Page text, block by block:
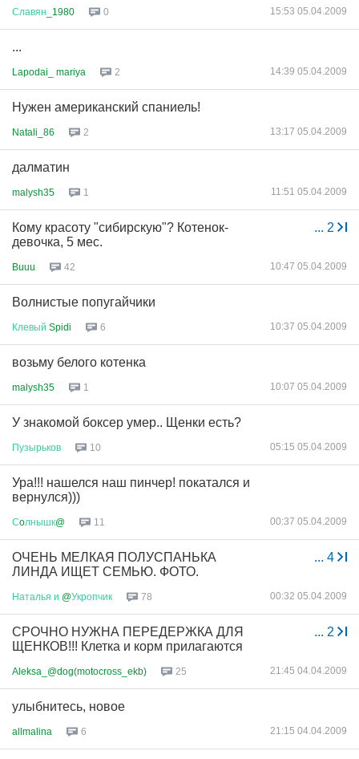
Славян _1980 0 15:53 05.04.2009
...
Lapodai_ mariya 2 14:39 05.04.2009
Нужен американский спаниель!
Natali_86 2 13:17 05.04.2009
далматин
malysh35 1 11:51 05.04.2009
... 2
Кому красоту "сибирскую"? Котенок-
девочка, 5 мес.
Buuu 42 10:47 05.04.2009
Волнистые попугайчики
Клевый Spidi 6 10:37 05.04.2009
возьму белого котенка
malysh35 1 10:07 05.04.2009
У знакомой боксер умер.. Щенки есть?
Пузырьков 10 05:15 05.04.2009
Ура!!! нашелся наш пинчер! покатался и
вернулся)))
Сoлнышк@ 11 00:37 05.04.2009
... 4
ОЧЕНЬ МЕЛКАЯ ПОЛУСПАНЬКА
ЛИНДА ИЩЕТ СЕМЬЮ. ФОТО.
Наталья и @Укропчик 78 00:32 05.04.2009
... 2
СРОЧНО НУЖНА ПЕРЕДЕРЖКА ДЛЯ
ЩЕНКОВ!!! Клетка и корм прилагаются
Aleksa_@dog(motocross_ekb) 25 21:45 04.04.2009
улыбнитесь, новое
allmalina 6 21:15 04.04.2009